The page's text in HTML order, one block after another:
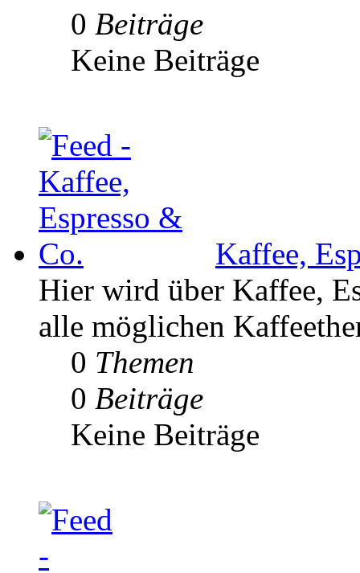
0 Beiträge
Keine Beiträge
Kaffee,
Hier wird über Kaffee,
alle möglichen
0 Themen
0 Beiträge
Keine Beiträge